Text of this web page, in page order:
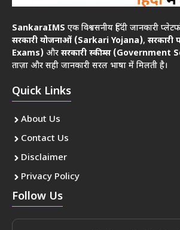
SankaraIMS एक विश्वसनीय हिंदी जानकारी
सरकारी योजनाओं (Sarkari Yojana), सरकारी
Exams) और सरकारी स्कीम्स (Government
ताज़ा और सही जानकारी सरल भाषा में मिलती है।
Quick Links
About Us
Contact Us
Disclaimer
Privacy Policy
Follow Us